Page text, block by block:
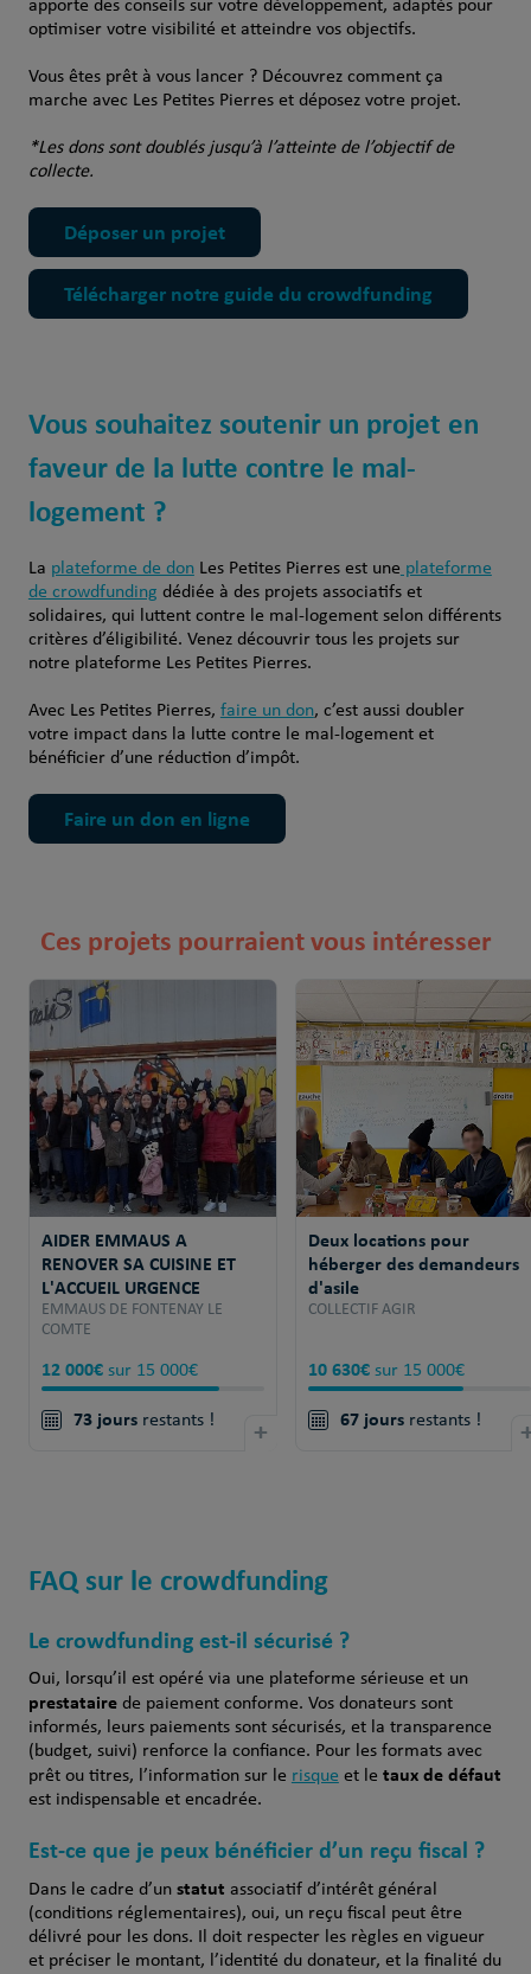
apporte des conseils sur votre développement, adaptés pour
optimiser votre visibilité et atteindre vos objectifs.
Vous êtes prêt à vous lancer ? Découvrez comment ça
marche avec Les Petites Pierres et déposez votre projet.
*Les dons sont doublés jusqu’à l’atteinte de l’objectif de
collecte.
Déposer un projet
Télécharger notre guide du crowdfunding
Vous souhaitez soutenir un projet en
faveur de la lutte contre le mal-
logement ?
La plateforme de donLes Petites Pierres est une plateforme
de crowdfunding dédiée à des projets associatifs et
solidaires, qui luttent contre le mal-logementselon différents
critères d’éligibilité. Venez découvrir tous les projetssur
notre plateforme Les Petites Pierres.
Avec Les Petites Pierres, faire un don, c’est aussi doubler
votre impact dans la lutte contre le mal-logement et
bénéficier d’une réduction d’impôt.
Faire un don en ligne
Ces projets pourraient vous intéresser
AIDER EMMAUS A
RENOVER SA CUISINE ET
L'ACCUEIL URGENCE
EMMAUS DE FONTENAY LE
COMTE
12 000€sur 15 000€
73 joursrestants ! +
Deux locations pour
héberger des demandeurs
d'asile
COLLECTIF AGIR
10 630€sur 15 000€
67 joursrestants !
FAQ sur le crowdfunding
Le crowdfunding est-il sécurisé ?
Oui, lorsqu’il est opéré via une plateforme sérieuse et un
prestatairede paiement conforme. Vos donateurs sont
informés, leurs paiements sont sécurisés, et la transparence
(budget, suivi) renforce la confiance. Pour les formats avec
prêt ou titres, l’information sur le risque et le taux de défaut
est indispensable et encadrée.
Est-ce que je peux bénéficier d’un reçu fiscal ?
Dans le cadre d’un statut associatif d’intérêt général
(conditions réglementaires), oui, un reçu fiscal peut être
délivré pour les dons. Il doit respecter les règles en vigueur
et préciser le montant, l’identité du donateur, et la finalité du